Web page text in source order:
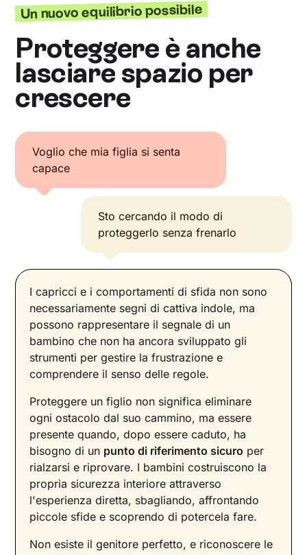
Un nuovo equilibrio possibile
Proteggere è anche
lasciare spazio per
crescere
Voglio che mia figlia si senta
capace
Sto cercando il modo di
proteggerlo senza frenarlo
I capricci e i comportamenti di sfida non sono
necessariamente segni di cattiva indole, ma
possono rappresentare il segnale di un
bambino che non ha ancora sviluppato gli
strumenti per gestire la frustrazione e
comprendere il senso delle regole.
Proteggere un figlio non significa eliminare
ogni ostacolo dal suo cammino, ma essere
presente quando, dopo essere caduto, ha
bisogno di un punto di riferimento sicuro per
rialzarsi e riprovare. I bambini costruiscono la
propria sicurezza interiore attraverso
l'esperienza diretta, sbagliando, affrontando
piccole sfide e scoprendo di potercela fare.
Non esiste il genitore perfetto, e riconoscere le